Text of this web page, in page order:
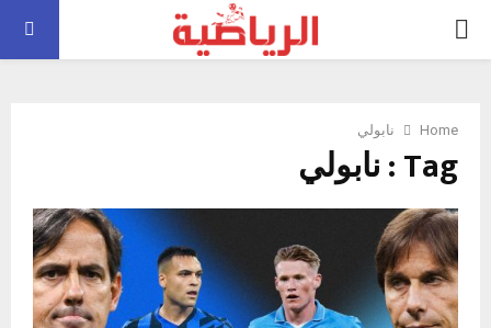
PRIMARY
Home نابولي
Tag : نابولي